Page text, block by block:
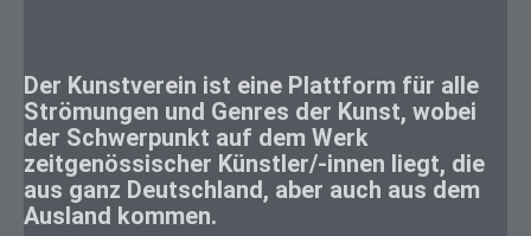
Der Kunstverein ist eine Plattform für alle
Strömungen und Genres der Kunst, wobei
der Schwerpunkt auf dem Werk
zeitgenössischer Künstler/-innen liegt, die
aus ganz Deutschland, aber auch aus dem
Ausland kommen.